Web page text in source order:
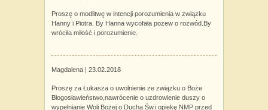
Proszę o modlitwę w intencji porozumienia w związku
Hanny i Piotra. By Hanna wycofała pozew o rozwód.By
wróciła miłość i porozumienie.
Magdalena | 23.02.2018
Proszę za Łukasza o uwolnienie ze związku o Boże
Błogosławieństwo,nawrócenie o uzdrowienie duszy o
wypełnianie Woli Bożej o Ducha Św.i opiekę NMP przed